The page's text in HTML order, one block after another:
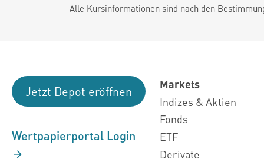
Alle Kursinformationen sind nach den
Jetzt Depot eröffnen
Wertpapierportal Login
Markets
Indizes & Aktien
Fonds
ETF
Derivate